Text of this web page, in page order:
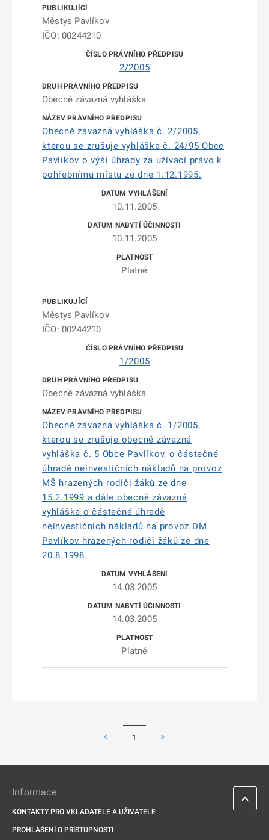
Městys Pavlíkov
IČO: 00244210
2/2005
Obecně závazná vyhláška
Obecně závazná vyhláška č. 2/2005,
kterou se zrušuje vyhláška č. 24/95 Obce
Pavlíkov o výši úhrady za užívací právo k
pohřebnímu místu ze dne 1.12.1995.
10.11.2005
10.11.2005
Platné
Městys Pavlíkov
IČO: 00244210
1/2005
Obecně závazná vyhláška
Obecně závazná vyhláška č. 1/2005,
kterou se zrušuje obecně závazná
vyhláška č. 5 Obce Pavlíkov, o částečné
úhradě neinvestičních nákladů na provoz
MŠ hrazených rodiči žáků ze dne
15.2.1999 a dále obecně závazná
vyhláška o částečné úhradě
neinvestičních nákladů na provoz DM
Pavlíkov hrazených rodiči žáků ze dne
20.8.1998.
14.03.2005
14.03.2005
Platné
1
Informace
KONTAKTY PRO VKLADATELE A UŽIVATELE
PROHLÁŠENÍ O PŘÍSTUPNOSTI